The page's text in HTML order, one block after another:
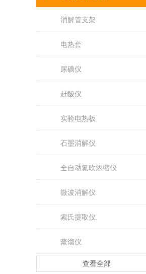
消解管支架
电热套
尿碘仪
赶酸仪
实验电热板
石墨消解仪
全自动氮吹浓缩仪
微波消解仪
索氏提取仪
蒸馏仪
查看全部